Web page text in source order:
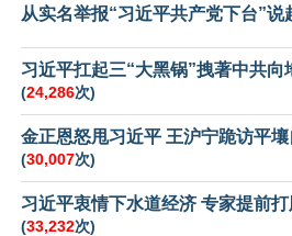
从实名举报“习近平共产党下台”说
习近平扛起三“大黑锅”拽著中共向
(24,286次)
金正恩怒甩习近平 王沪宁跪访平
(30,007次)
习近平衷情下水道经济 专家提前
(33,232次)